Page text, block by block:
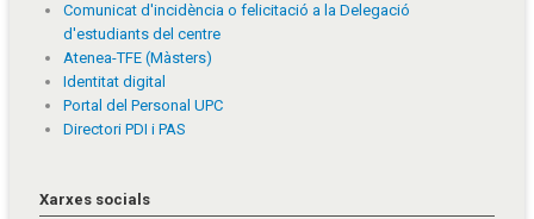
Comunicat d'incidència o felicitació a la Delegació
d'estudiants del centre
Atenea-TFE (Màsters)
Identitat digital
Portal del Personal UPC
Directori PDI i PAS
Xarxes socials